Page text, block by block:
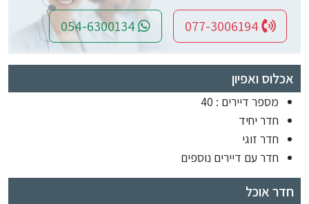
אכלוס ואפיון
מספר דיירים : 40
חדר יחיד
חדר זוגי
חדר עם דיירים נוספים
חדר אוכל